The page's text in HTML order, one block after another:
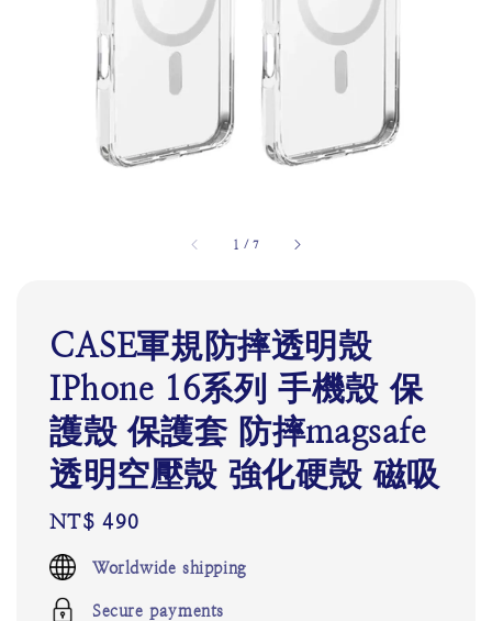
1 /7
CASE軍規防摔透明殼
IPhone 16系列 手機殼 保
護殼 保護套 防摔magsafe
透明空壓殼 強化硬殼 磁吸
Regular
price
NT$ 490
Worldwide shipping
Secure payments